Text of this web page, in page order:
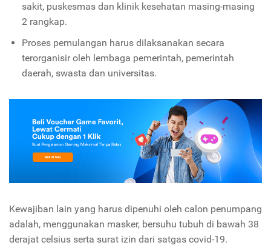
sakit, puskesmas dan klinik kesehatan masing-masing
2 rangkap.
Proses pemulangan harus dilaksanakan secara
terorganisir oleh lembaga pemerintah, pemerintah
daerah, swasta dan universitas.
Kewajiban lain yang harus dipenuhi oleh calon penumpang
adalah, menggunakan masker, bersuhu tubuh di bawah 38
derajat celsius serta surat izin dari satgas covid-19.